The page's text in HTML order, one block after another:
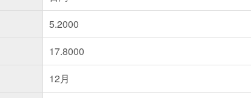
5.2000
17.8000
12月